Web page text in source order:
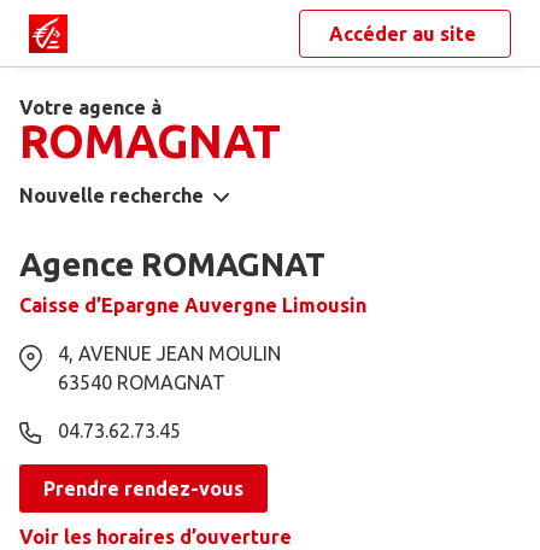
Accéder au site
Votre agence à
ROMAGNAT
Nouvelle recherche
Agence ROMAGNAT
Caisse d’Epargne Auvergne Limousin
4, AVENUE JEAN MOULIN
63540 ROMAGNAT
04.73.62.73.45
Prendre rendez-vous
Voir les horaires d’ouverture